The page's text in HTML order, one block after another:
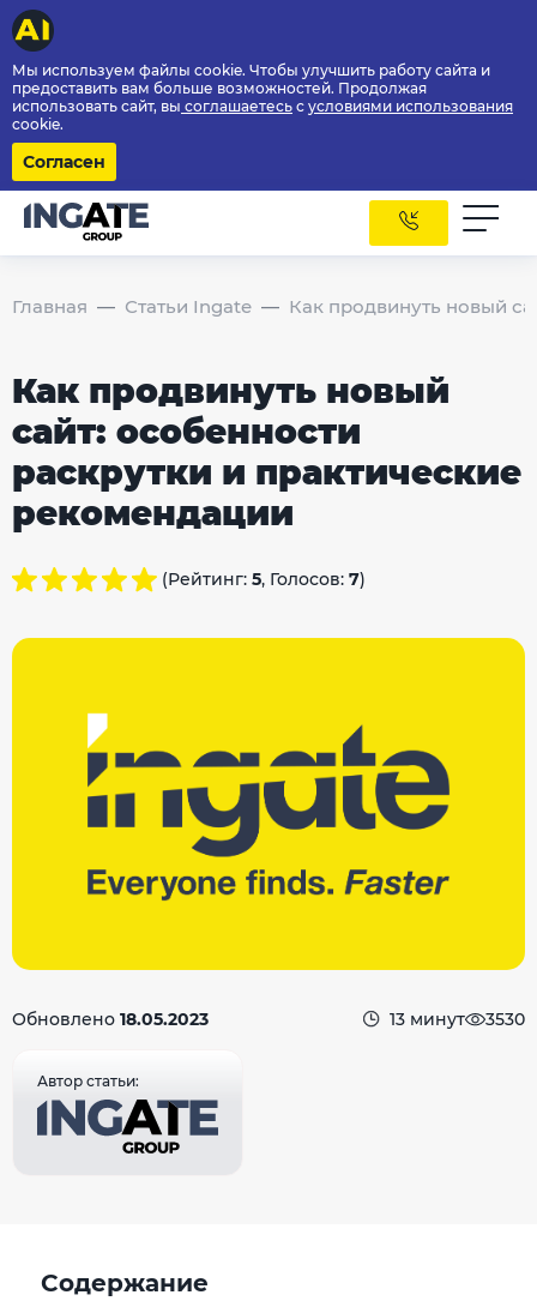
Мы используем файлы cookie. Чтобы улучшить работу сайта и
предоставить вам больше возможностей. Продолжая
использовать сайт, вы соглашаетесь с условиями использования
cookie.
Согласен
Главная Статьи Ingate Как продвинуть новый
Как продвинуть новый
сайт: особенности
раскрутки и практические
рекомендации
(Рейтинг: 5, Голосов: 7)
Обновлено 18.05.2023 13 минут 3530
Автор статьи:
Содержание